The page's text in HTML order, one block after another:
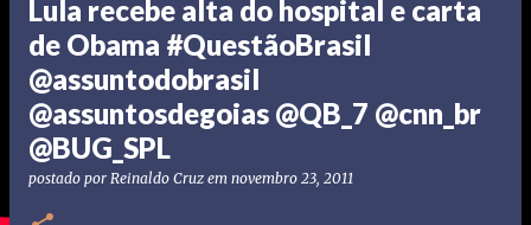
Lula recebe alta do hospital e carta
de Obama #QuestãoBrasil
@assuntodobrasil
@assuntosdegoias @QB_7 @cnn_br
@BUG_SPL
postado por Reinaldo Cruz em novembro 23, 2011